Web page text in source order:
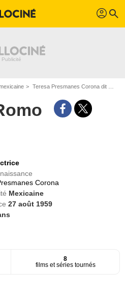
profil search
Teresa Presmanes Corona dit Daniela Romo
Corona
Mexicaine
27 août 1959
8
films et séries tournés